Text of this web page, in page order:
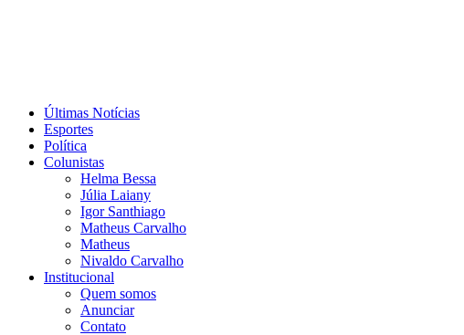
Últimas Notícias
Esportes
Política
Colunistas
Helma Bessa
Júlia Laiany
Igor Santhiago
Matheus Carvalho
Matheus
Nivaldo Carvalho
Institucional
Quem somos
Anunciar
Contato